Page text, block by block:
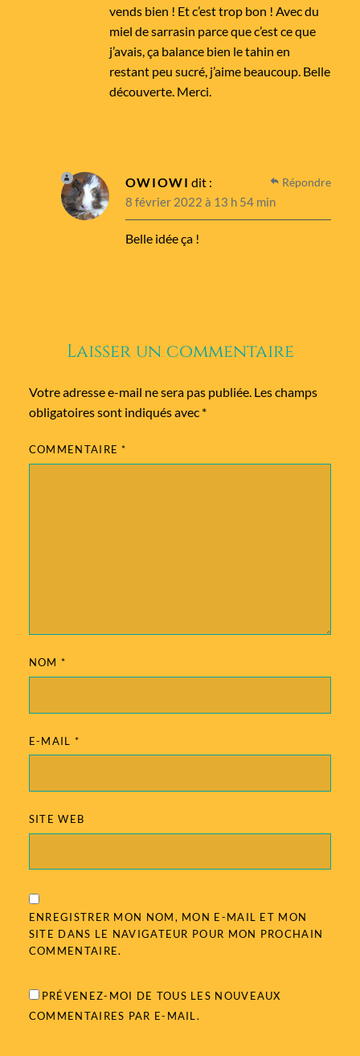
vends bien ! Et c’est trop bon ! Avec du
miel de sarrasin parce que c’est ce que
j’avais, ça balance bien le tahin en
restant peu sucré, j’aime beaucoup. Belle
découverte. Merci.
OWIOWI dit :
8 février 2022 à 13 h 54 min
Belle idée ça !
Répondre
Laisser un commentaire
Votre adresse e-mail ne sera pas publiée. Les champs
obligatoires sont indiqués avec *
COMMENTAIRE*
NOM*
E-MAIL *
SITE WEB
ENREGISTRER MON NOM, MON E-MAIL ET MON
SITE DANS LE NAVIGATEUR POUR MON PROCHAIN
COMMENTAIRE.
PRÉVENEZ-MOI DE TOUS LES NOUVEAUX
COMMENTAIRES PAR E-MAIL.